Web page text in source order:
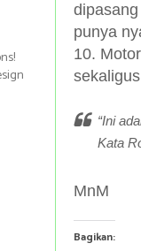
punya
10.
“Ini
Kata
MnM
Bagikan: